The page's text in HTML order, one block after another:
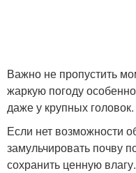
Важно не пропустить
жаркую погоду
даже у крупных головок.
Если нет возможности
замульчировать почву
сохранить ценную влагу.